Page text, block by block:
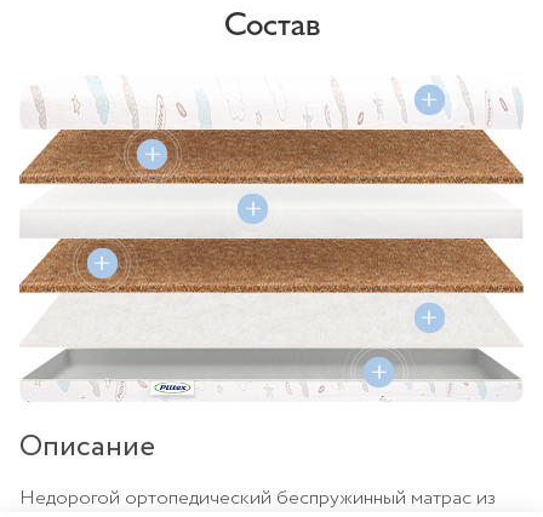
Состав
Описание
Недорогой ортопедический беспружинный матрас из